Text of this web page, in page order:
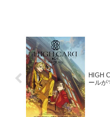
HIGH
ールが